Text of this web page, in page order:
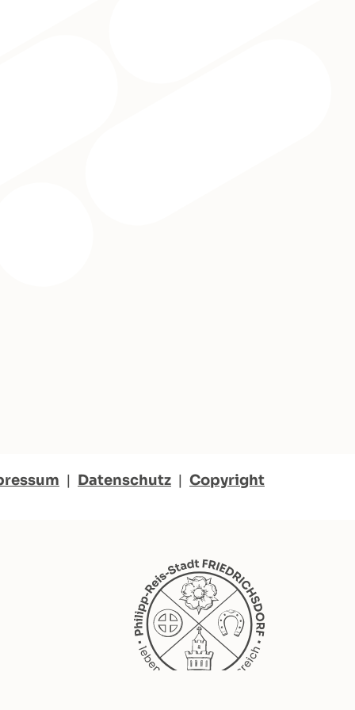
| Datenschutz | Copyright